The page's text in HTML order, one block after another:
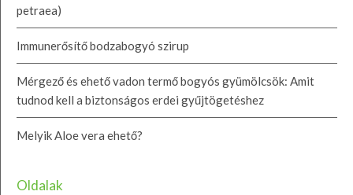
petraea)
Immunerősítő bodzabogyó szirup
Mérgező és ehető vadon termő bogyós gyümölcsök: Amit
tudnod kell a biztonságos erdei gyűjtögetéshez
Melyik Aloe vera ehető?
Oldalak